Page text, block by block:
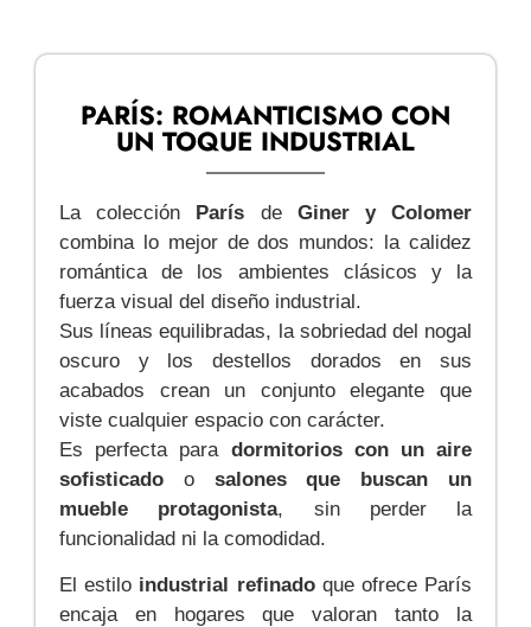
PARÍS: ROMANTICISMO CON
UN TOQUE INDUSTRIAL
La colección París de Giner y Colomer
combina lo mejor de dos mundos: la calidez
romántica de los ambientes clásicos y la
fuerza visual del diseño industrial.
Sus líneas equilibradas, la sobriedad del nogal
oscuro y los destellos dorados en sus
acabados crean un conjunto elegante que
viste cualquier espacio con carácter.
Es perfecta para dormitorios con un aire
sofisticado o salones que buscan un
mueble protagonista, sin perder la
funcionalidad ni la comodidad.
El estilo industrial refinadoque ofrece París
encaja en hogares que valoran tanto la